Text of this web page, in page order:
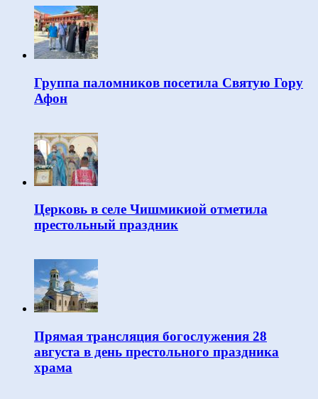
Группа паломников посетила Святую Гору
Афон
Церковь в селе Чишмикиой отметила
престольный праздник
Прямая трансляция богослужения 28
августа в день престольного праздника
храма